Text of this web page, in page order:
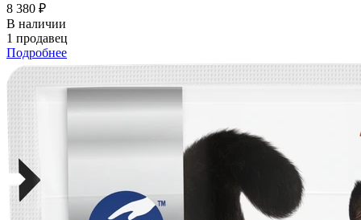
8 380 ₽
В наличии
1 продавец
Подробнее